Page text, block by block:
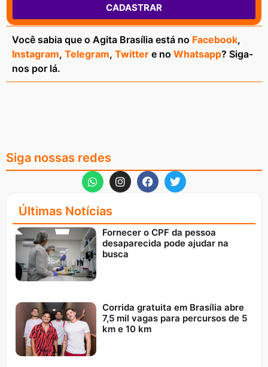
CADASTRAR
Você sabia que o Agita Brasília está no Facebook,
Instagram, Telegram, Twitter e no Whatsapp? Siga-
nos por lá.
Siga nossas redes
Últimas Notícias
Fornecer o CPF da pessoa
desaparecida pode ajudar na
busca
Corrida gratuita em Brasília abre
7,5 mil vagas para percursos de 5
km e 10 km